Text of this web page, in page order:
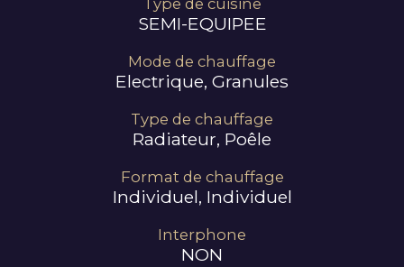
Type de cuisine
SEMI-EQUIPEE
Mode de chauffage
Electrique, Granules
Type de chauffage
Radiateur, Poêle
Format de chauffage
Individuel, Individuel
Interphone
NON